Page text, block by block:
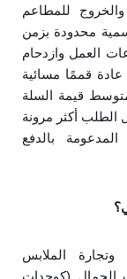
والخروج للمطاعم
محدودة بزمن
العمل وازدحام
عادة قممًا مسائية
متوسط قيمة السلة
الطلب أكثر مرونة
المدعومة بالدفع
الملابس